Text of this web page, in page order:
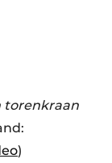
torenkraan
)